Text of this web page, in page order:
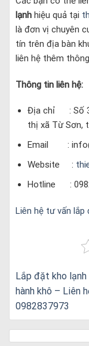
lạnh hiệu quả tại
là đơn vị chuyên
tín trên địa bàn
liên hệ thêm
Thông tin liên hệ:
Địa chỉ : Số 3
thị xã Từ Sơn,
Email :
Website :
Hotline :
Liên hệ tư vấn lắp
Lắp đặt kho
hành khô – Liên
0982837973